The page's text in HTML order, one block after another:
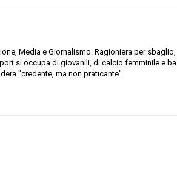
Media e Giornalismo. Ragioniera per
si occupa di giovanili, di calcio femminile e
"credente, ma non praticante".